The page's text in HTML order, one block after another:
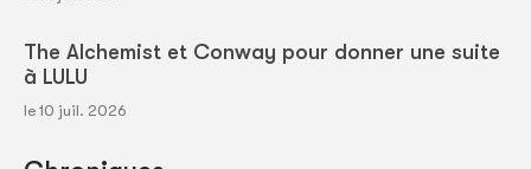
The Alchemist et Conway pour donner une suite
à LULU
le 10 juil. 2026